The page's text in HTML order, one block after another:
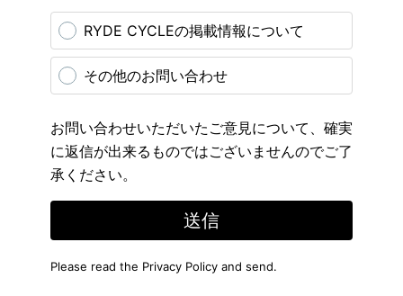
RYDE CYCLEの掲載情報について
その他のお問い合わせ
お問い合わせいただいたご意見について、確実
に返信が出来るものではございませんのでご了
承ください。
送信
Please read the Privacy Policy and send.